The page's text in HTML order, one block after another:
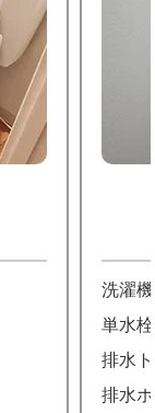
洗濯
単水
排水
排水